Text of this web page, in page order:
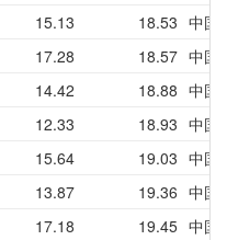
15.13 18.53 中国
17.28 18.57 中国
14.42 18.88 中国
12.33 18.93 中国
15.64 19.03 中国
13.87 19.36 中国
17.18 19.45 中国